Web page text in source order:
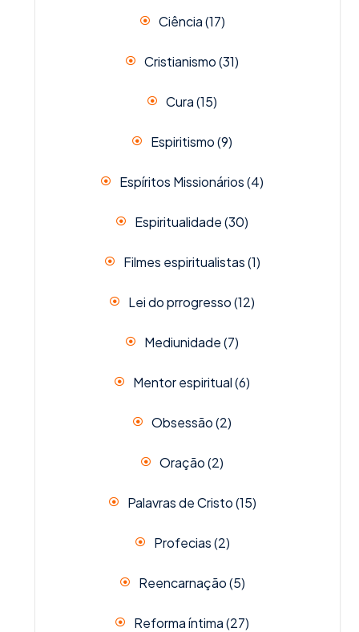
Ciência(17)
Cristianismo(31)
Cura(15)
Espiritismo(9)
Espíritos Missionários(4)
Espiritualidade(30)
Filmes espiritualistas(1)
Lei do prrogresso(12)
Mediunidade(7)
Mentor espiritual(6)
Obsessão(2)
Oração(2)
Palavras de Cristo(15)
Profecias(2)
Reencarnação(5)
Reforma íntima(27)